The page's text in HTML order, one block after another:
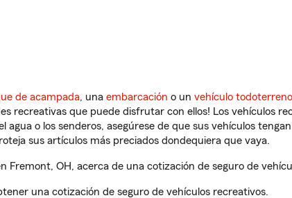
de acampada, una embarcación o un vehículo todoterreno
recreativas que puede disfrutar con ellos! Los vehículos
o los senderos, asegúrese de que sus vehículos
sus artículos más preciados dondequiera que vaya.
Fremont, OH, acerca de una cotización de seguro de
una cotización de seguro de vehículos recreativos.